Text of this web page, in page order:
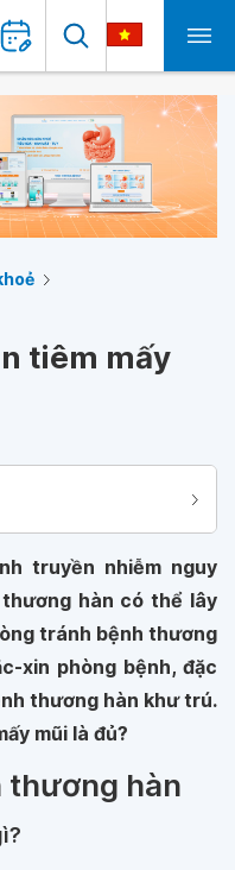
tiêm mấy
truyền nhiễm nguy
hàn có thể lây
tránh bệnh thương
xin phòng bệnh, đặc
thương hàn khư trú.
mũi là đủ?
thương hàn